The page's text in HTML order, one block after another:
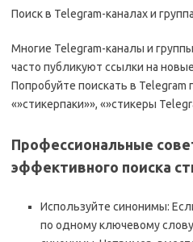
Поиск в Telegram-каналах и
Многие Telegram-каналы и
часто публикуют ссылки на
Попробуйте поискать в Telegram
«»стикерпаки»», «»стикеры
Профессиональные
эффективного поиска
Используйте синонимы:
по одному ключевому